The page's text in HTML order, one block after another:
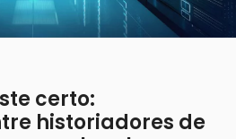
certo:
historiadores de